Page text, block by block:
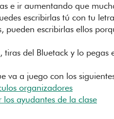
e ir aumentando que
escribirlas tú con tu
pueden escribirlas ellos
tiras del Bluetack y lo pegas
va a juego con los
organizadores
ayudantes de la clase